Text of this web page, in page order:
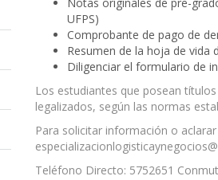
UFPS)
Comprobante de pago de
Resumen de la hoja de vida
Diligenciar el formulario de
Los estudiantes que posean
legalizados, según las normas
Para solicitar información o
Teléfono Directo: 5752651